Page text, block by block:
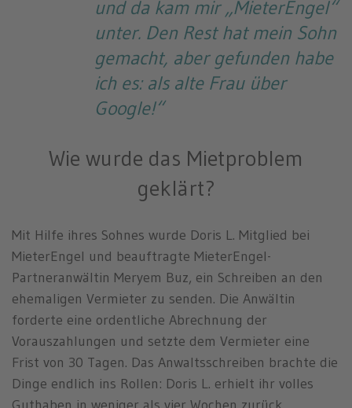
und da kam mir „MieterEngel“
unter. Den Rest hat mein Sohn
gemacht, aber gefunden habe
ich es: als alte Frau über
Google!“
Wie wurde das Mietproblem
geklärt?
Mit Hilfe ihres Sohnes wurde Doris L. Mitglied bei
MieterEngel und beauftragte MieterEngel-
Partneranwältin Meryem Buz, ein Schreiben an den
ehemaligen Vermieter zu senden. Die Anwältin
forderte eine ordentliche Abrechnung der
Vorauszahlungen und setzte dem Vermieter eine
Frist von 30 Tagen. Das Anwaltsschreiben brachte die
Dinge endlich ins Rollen: Doris L. erhielt ihr volles
Guthaben in weniger als vier Wochen zurück.